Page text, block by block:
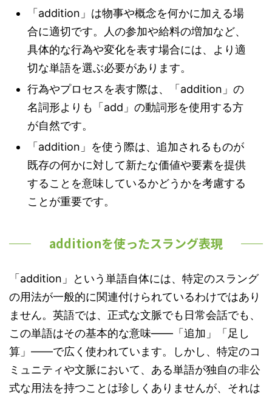
「addition」は物事や概念を何かに加える場
合に適切です。人の参加や給料の増加など、
具体的な行為や変化を表す場合には、より適
切な単語を選ぶ必要があります。
行為やプロセスを表す際は、「addition」の
名詞形よりも「add」の動詞形を使用する方
が自然です。
「addition」を使う際は、追加されるものが
既存の何かに対して新たな価値や要素を提供
することを意味しているかどうかを考慮する
ことが重要です。
additionを使ったスラング表現
「addition」という単語自体には、特定のスラング
の用法が一般的に関連付けられているわけではあり
ません。英語では、正式な文脈でも日常会話でも、
この単語はその基本的な意味――「追加」「足し
算」――で広く使われています。しかし、特定のコ
ミュニティや文脈において、ある単語が独自の非公
式な用法を持つことは珍しくありませんが、それは